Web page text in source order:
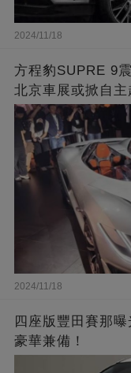
2024/11/18
方程豹SUPRE 9
北京車展或掀自主
2024/11/18
四座版豐田賽那
豪華兼備！